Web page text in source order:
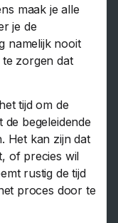
maak je alle
je de
namelijk nooit
zorgen dat
tijd om de
begeleidende
Het kan zijn dat
of precies wil
rustig de tijd
proces door te